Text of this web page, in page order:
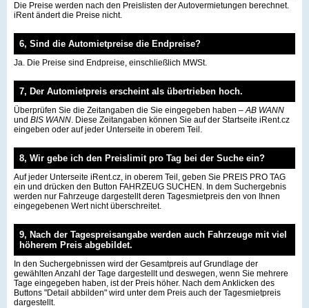
Die Preise werden nach den Preislisten der Autovermietungen berechnet.
iRent ändert die Preise nicht.
6, Sind die Automietpreise die Endpreise?
Ja. Die Preise sind Endpreise, einschließlich MWSt.
7, Der Automietpreis erscheint als übertrieben hoch.
Überprüfen Sie die Zeitangaben die Sie eingegeben haben –AB WANN
und BIS WANN. Diese Zeitangaben können Sie auf der Startseite iRent.cz
eingeben oder auf jeder Unterseite in oberem Teil.
8, Wir gebe ich den Preislimit pro Tag bei der Suche ein?
Auf jeder Unterseite iRent.cz, in oberem Teil, geben Sie PREIS PRO TAG
ein und drücken den Button FAHRZEUG SUCHEN. In dem Suchergebnis
werden nur Fahrzeuge dargestellt deren Tagesmietpreis den von Ihnen
eingegebenen Wert nicht überschreitet.
9, Nach der Tagespreisangabe werden auch Fahrzeuge mit viel
höherem Preis abgebildet.
In den Suchergebnissen wird der Gesamtpreis auf Grundlage der
gewählten Anzahl der Tage dargestellt und deswegen, wenn Sie mehrere
Tage eingegeben haben, ist der Preis höher. Nach dem Anklicken des
Buttons "Detail abbilden" wird unter dem Preis auch der Tagesmietpreis
dargestellt.